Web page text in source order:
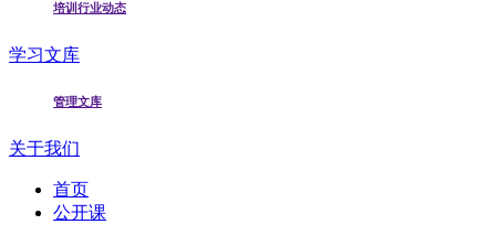
培训行业动态
学习文库
管理文库
关于我们
首页
公开课